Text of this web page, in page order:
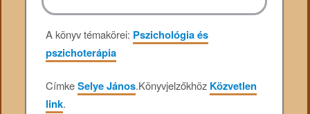
A könyv témakörei: Pszichológia és
pszichoterápia
CímkeSelye János.Könyvjelzőkhöz Közvetlen
link.